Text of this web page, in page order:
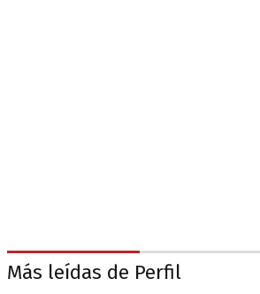
Más leídas de Perfil